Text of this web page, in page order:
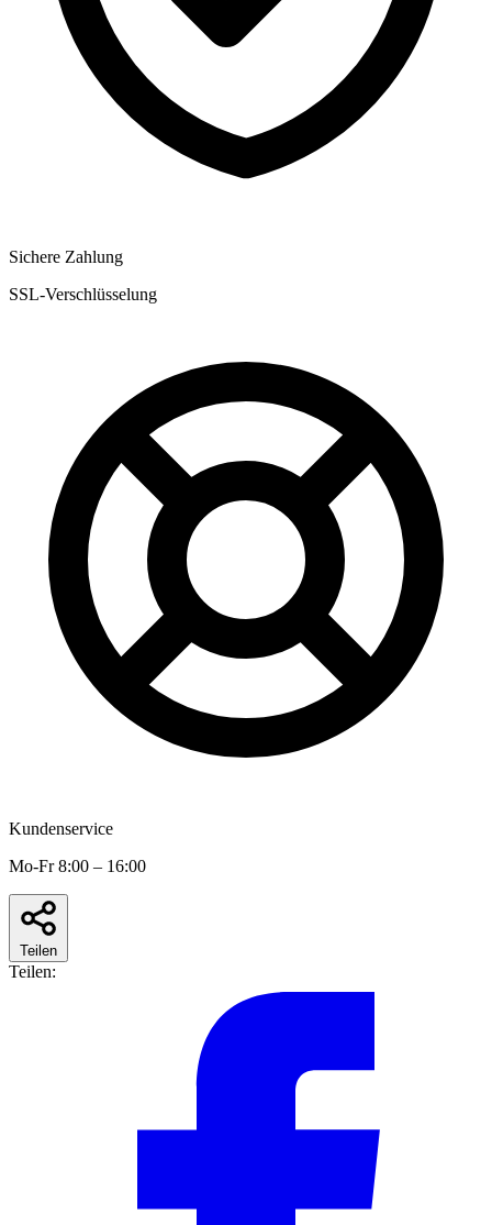
Sichere Zahlung
SSL-Verschlüsselung
Kundenservice
Mo-Fr 8:00 – 16:00
Teilen
Teilen: